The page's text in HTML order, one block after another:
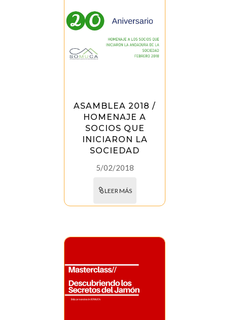
ASAMBLEA 2018 /
HOMENAJE A
SOCIOS QUE
INICIARON LA
SOCIEDAD
5/02/2018
LEER MÁS